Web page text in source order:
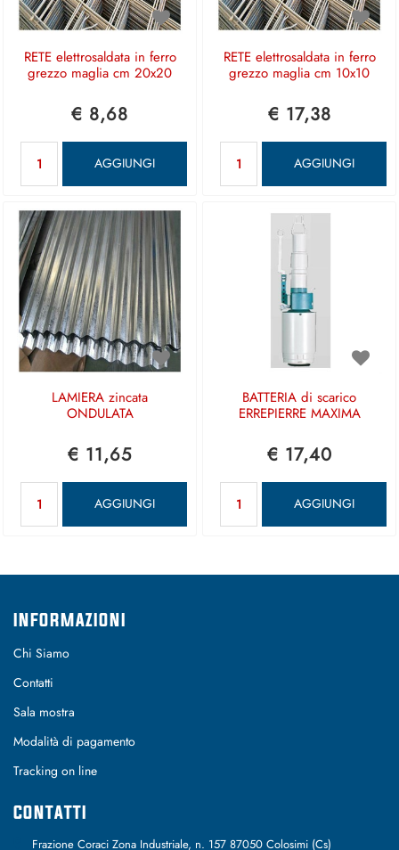
RETE elettrosaldata in ferro
grezzo maglia cm 20x20
€ 8,68
AGGIUNGI
RETE elettrosaldata in ferro
grezzo maglia cm 10x10
€ 17,38
AGGIUNGI
LAMIERA zincata
ONDULATA
€ 11,65
AGGIUNGI
BATTERIA di scarico
ERREPIERRE MAXIMA
€ 17,40
AGGIUNGI
INFORMAZIONI
Chi Siamo
Contatti
Sala mostra
Modalità di pagamento
Tracking on line
CONTATTI
Frazione Coraci Zona Industriale, n. 157 87050 Colosimi (Cs)